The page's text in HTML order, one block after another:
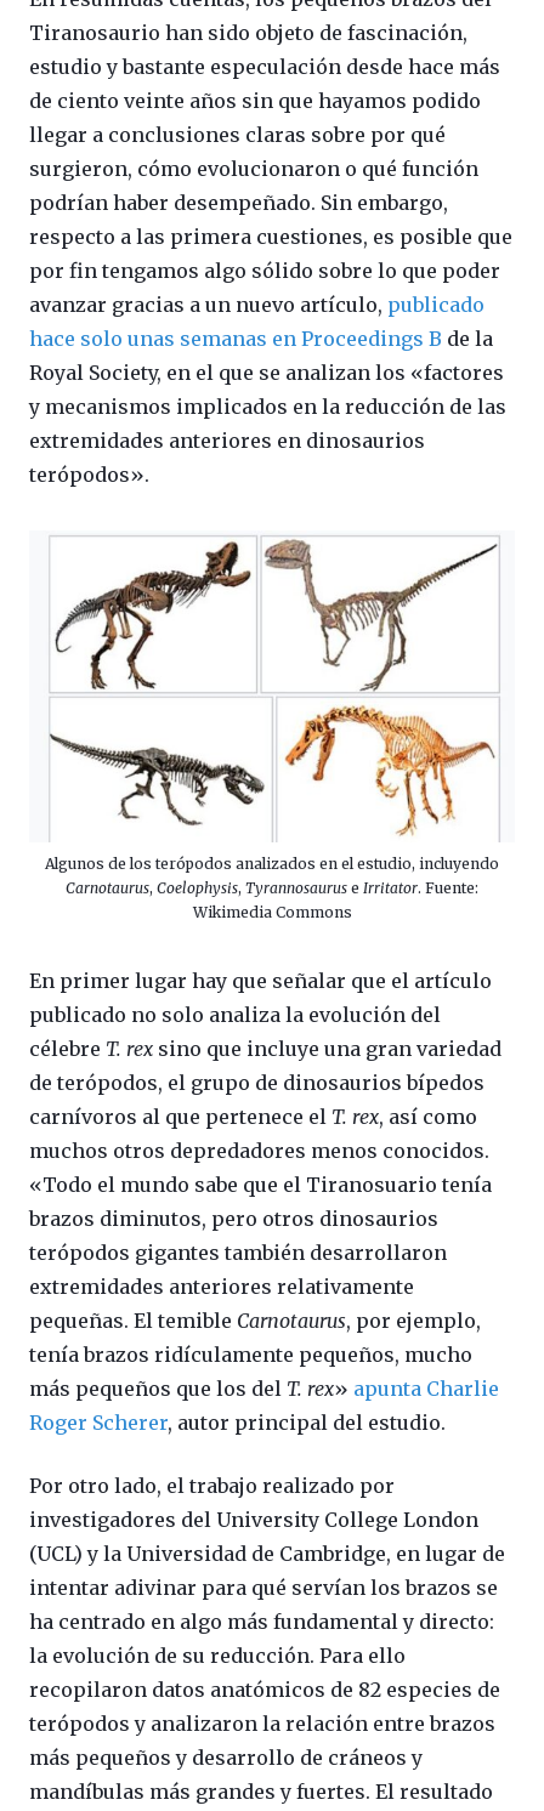
Tiranosaurio han sido objeto de fascinación,
estudio y bastante especulación desde hace más
de ciento veinte años sin que hayamos podido
llegar a conclusiones claras sobre por qué
surgieron, cómo evolucionaron o qué función
podrían haber desempeñado. Sin embargo,
respecto a las primera cuestiones, es posible que
por fin tengamos algo sólido sobre lo que poder
avanzar gracias a un nuevo artículo, publicado
hace solo unas semanas en Proceedings B de la
Royal Society, en el que se analizan los «factores
y mecanismos implicados en la reducción de las
extremidades anteriores en dinosaurios
terópodos».
Algunos de los terópodos analizados en el estudio, incluyendo
Carnotaurus, Coelophysis, Tyrannosaurus e Irritator. Fuente:
Wikimedia Commons
En primer lugar hay que señalar que el artículo
publicado no solo analiza la evolución del
célebre T. rex sino que incluye una gran variedad
de terópodos, el grupo de dinosaurios bípedos
carnívoros al que pertenece el T. rex, así como
muchos otros depredadores menos conocidos.
«Todo el mundo sabe que el Tiranosuario tenía
brazos diminutos, pero otros dinosaurios
terópodos gigantes también desarrollaron
extremidades anteriores relativamente
pequeñas. El temible Carnotaurus, por ejemplo,
tenía brazos ridículamente pequeños, mucho
más pequeños que los del T. rex» apunta Charlie
Roger Scherer, autor principal del estudio.
Por otro lado, el trabajo realizado por
investigadores del University College London
(UCL) y la Universidad de Cambridge, en lugar de
intentar adivinar para qué servían los brazos se
ha centrado en algo más fundamental y directo:
la evolución de su reducción. Para ello
recopilaron datos anatómicos de 82 especies de
terópodos y analizaron la relación entre brazos
más pequeños y desarrollo de cráneos y
mandíbulas más grandes y fuertes. El resultado